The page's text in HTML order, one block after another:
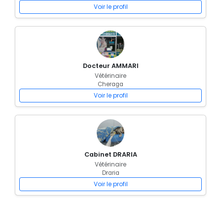
Voir le profil
Docteur AMMARI
Vétérinaire
Cheraga
Voir le profil
Cabinet DRARIA
Vétérinaire
Draria
Voir le profil